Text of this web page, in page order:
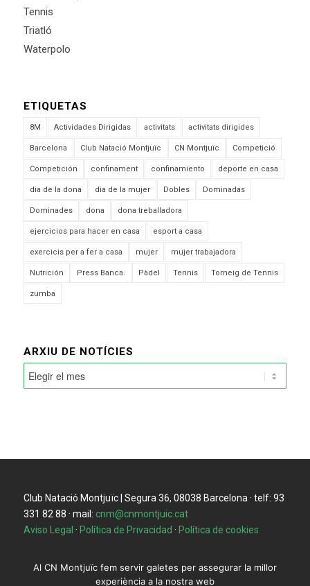
Tennis
Triatló
Waterpolo
ETIQUETAS
8M Actividades Dirigidas activitats activitats dirigides
Barcelona Club Natació Montjuïc CN Montjuïc Competició
Competición confinament confinamiento deporte en casa
dia de la dona dia de la mujer Dobles Dominadas
Dominades dona dona treballadora
ejercicios para hacer en casa esport a casa
exercicis per a fer a casa mujer mujer trabajadora
Nutrición Press Banca. Pàdel Tennis Torneig de Tennis
zumba
ARXIU DE NOTÍCIES
Club Natació Montjuïc | Segura 36, 08038 Barcelona · telf: 93
331 82 88 · mail: cnm@cnmontjuic.cat
Aviso Legal · Política de Privacidad · Política de cookies
Al CN Montjuïc fem servir galetes per assegurar la millor
experiència a la nostra web